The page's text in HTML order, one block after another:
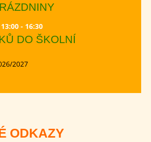
- 16:30
DO ŠKOLNÍ
2027
ODKAZY